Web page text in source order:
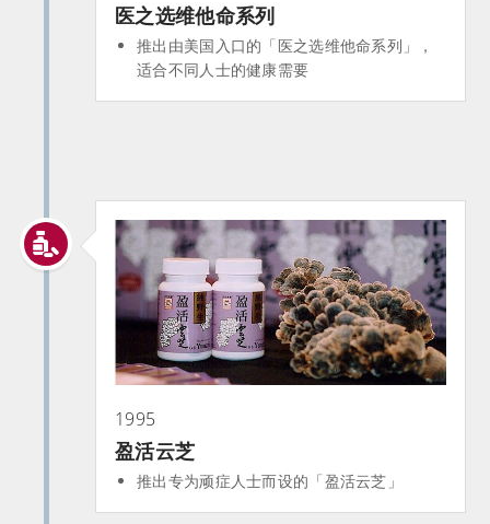
医之选维他命系列
推出由美国入口的「医之选维他命系列」，
适合不同人士的健康需要
1995
盈活云芝
推出专为顽症人士而设的「盈活云芝」